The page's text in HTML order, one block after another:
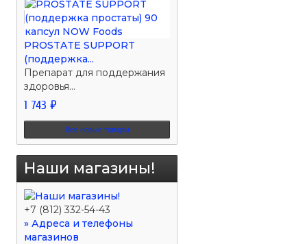
PROSTATE SUPPORT
(поддержка...
Препарат для поддержания
здоровья...
1 743 ₽
Все новые товары
Наши магазины!
+7 (812) 332-54-43
» Адреса и телефоны
магазинов